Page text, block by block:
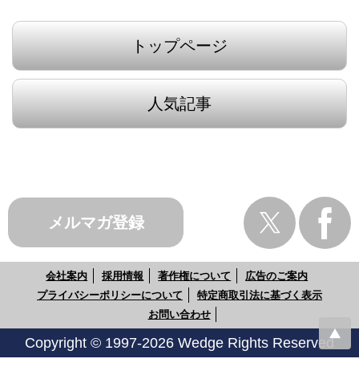
トップページ
人気記事
メルマガ登録
会社案内 採用情報 著作権について
広告のご案内
プライバシーポリシーについて
特定商取引法に基づく表示
お問い合わせ
Copyright © 1997-2026 Wedge Rights Reserved